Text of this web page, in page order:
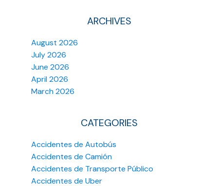
ARCHIVES
August 2026
July 2026
June 2026
April 2026
March 2026
CATEGORIES
Accidentes de Autobús
Accidentes de Camión
Accidentes de Transporte Público
Accidentes de Uber